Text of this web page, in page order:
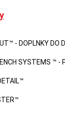
- DOPLNKY DO
SYSTEMS ™ -